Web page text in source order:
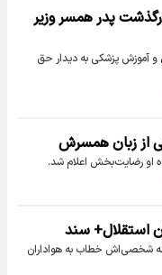
پدر همسر وزیر
و آموزش پزشکی به دیدار حق
از زبان همسرش
او رضایت‌بخش اعلام شد.
استقلال+ سند
شخصی‌اش خطاب به هواداران